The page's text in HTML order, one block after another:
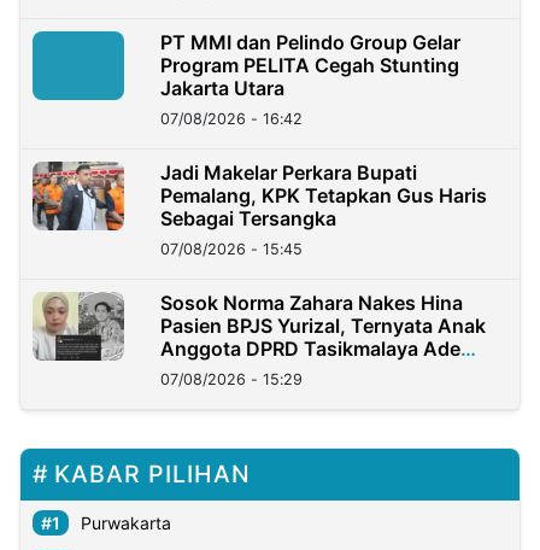
PT MMI dan Pelindo Group Gelar
Program PELITA Cegah Stunting
Jakarta Utara
07/08/2026 - 16:42
Jadi Makelar Perkara Bupati
Pemalang, KPK Tetapkan Gus Haris
Sebagai Tersangka
07/08/2026 - 15:45
Sosok Norma Zahara Nakes Hina
Pasien BPJS Yurizal, Ternyata Anak
Anggota DPRD Tasikmalaya Ade
Lukman
07/08/2026 - 15:29
KABAR PILIHAN
Purwakarta